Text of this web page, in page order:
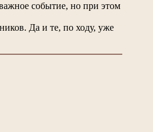
событие, но при этом
Да и те, по ходу, уже